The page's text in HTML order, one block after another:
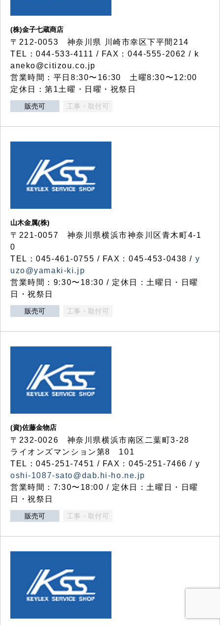
(株)金子七蔵商店
〒212-0053 神奈川県 川崎市幸区下平間214
TEL：044-533-4111 / FAX：044-555-2062 / k
aneko@citizou.co.jp
営業時間：平日8:30〜16:30 土曜8:30〜12:00
定休日：第1土曜・日曜・祝祭日
販売可 工事・取付可
山木金属(株)
〒221-0057 神奈川県横浜市神奈川区青木町4-1
0
TEL：045-461-0755 / FAX：045-453-0438 / y
uzo@yamaki-ki.jp
営業時間：9:30〜18:30 / 定休日：土曜日・日曜
日・祝祭日
販売可 工事・取付可
(資)佐藤金物店
〒232-0026 神奈川県横浜市南区二葉町3-28
ライオンズマンション第8 101
TEL：045-251-7451 / FAX：045-251-7466 / y
oshi-1087-sato@dab.hi-ho.ne.jp
営業時間：7:30〜18:00 / 定休日：土曜日・日曜
日・祝祭日
販売可 工事・取付可